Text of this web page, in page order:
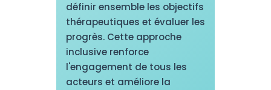
définir ensemble les objectifs
thérapeutiques et évaluer les
progrès. Cette approche
inclusive renforce
l'engagement de tous les
acteurs et améliore la